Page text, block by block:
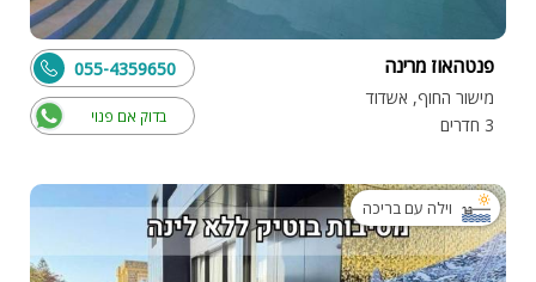
פנטהאוז מרינה
מישור החוף, אשדוד
3 חדרים
בדוק אם פנוי
055-4359650
וילה עם בריכה